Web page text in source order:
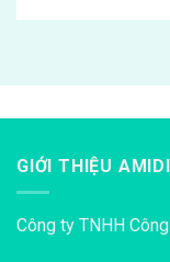
GIỚI THIỆU
Công ty TNHH